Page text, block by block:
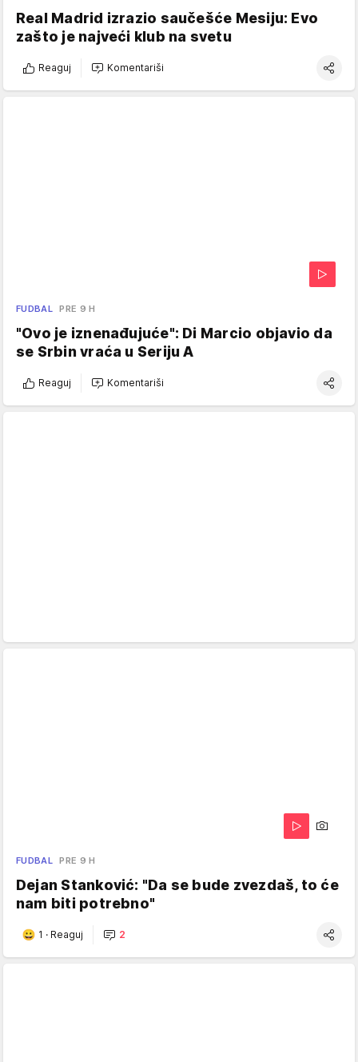
Real Madrid izrazio saučešće Mesiju: Evo
zašto je najveći klub na svetu
Reaguj Komentariši
FUDBAL PRE 9 H
"Ovo je iznenađujuće": Di Marcio objavio da
se Srbin vraća u Seriju A
Reaguj Komentariši
FUDBAL PRE 9 H
Dejan Stanković: "Da se bude zvezdaš, to će
nam biti potrebno"
1 · Reaguj 2